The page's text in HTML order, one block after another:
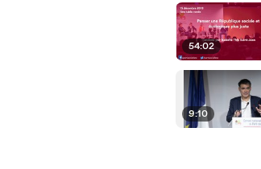
54:02
9:10